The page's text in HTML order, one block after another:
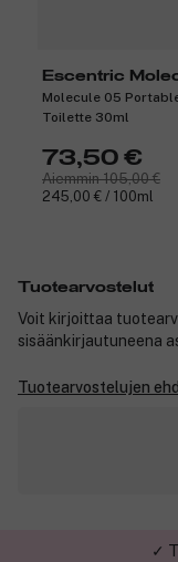
Escentric
Molecule 05
Toilette 30ml
73,50 €
Aiemmin 105,00 €
245,00 € / 100ml
Tuotearvostelut
Voit kirjoittaa
sisäänkirjautuneena
Tuotearvostelujen
✓